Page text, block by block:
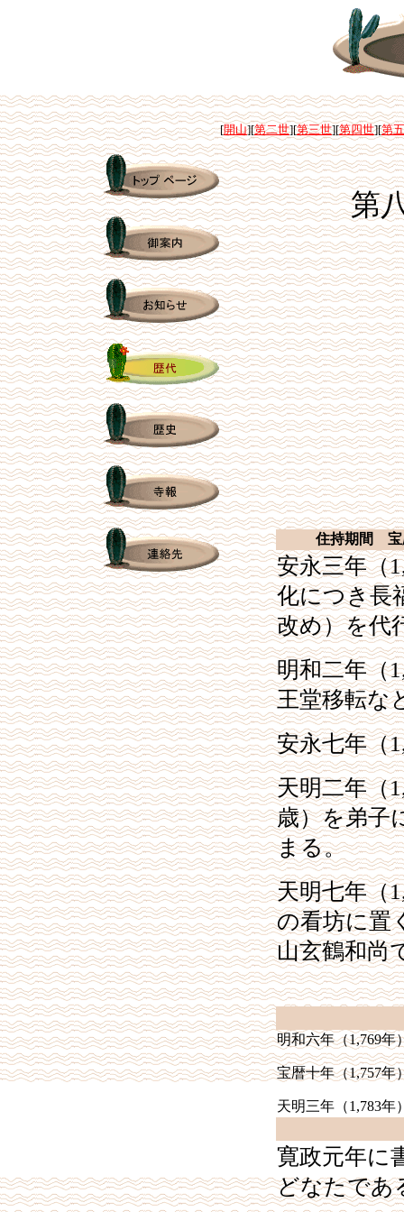
[開山][第二世][第三世][第四世][第
第
住持期間 宝
安永三年（
化につき長
改め）を代
明和二年（
王堂移転な
安永七年（
天明二年（
歳）を弟子
まる。
天明七年（
の看坊に置
山玄鶴和尚
明和六年（1,769年
宝暦十年（1,757年
天明三年（1,783年
寛政元年に
どなたであ